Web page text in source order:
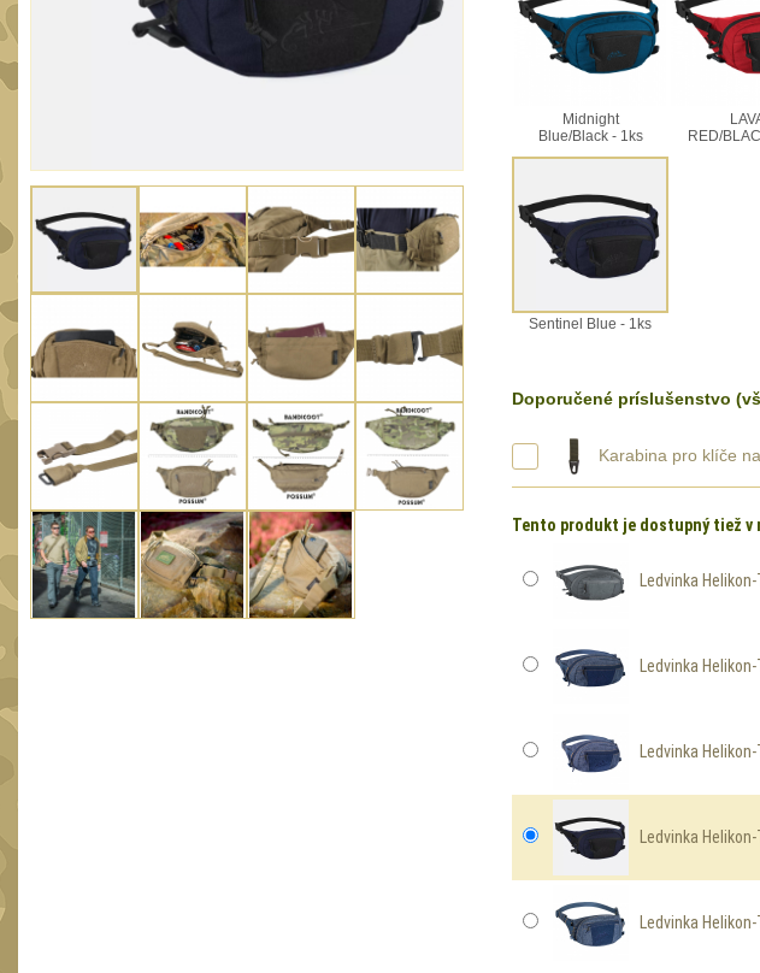
Midnight
Blue/Black - 1ks
RED/
Sentinel Blue - 1ks
Doporučené príslušenstvo
Karabina pro klíče
Tento produkt je dostupný tiež v
Ledvinka
Ledvinka
Ledvinka
Ledvinka
Ledvinka